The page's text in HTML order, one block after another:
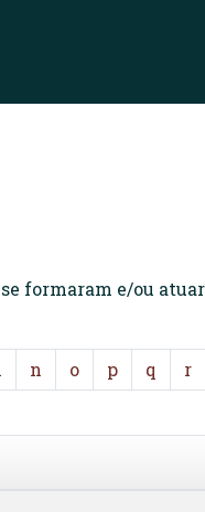
formaram e/ou
n o p q r